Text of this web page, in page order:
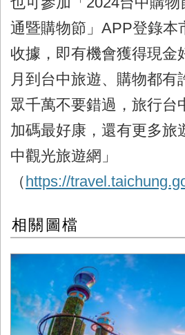
通暨購物節」APP登錄本
收據，即有機會獲得現金
月到台中旅遊、購物都有
眾千萬不要錯過，旅行台
加碼最好康，還有更多旅
中觀光旅遊網」
（https://
相關圖檔